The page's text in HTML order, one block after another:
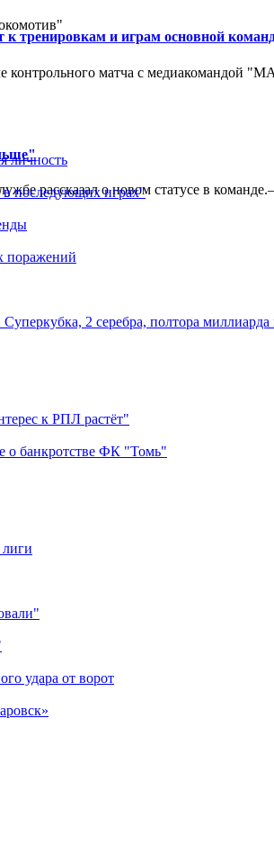
тренировкам и играм основной
контрольного матча с
рассказал о новом статусе в
личность
последующих играх"
поражений
2 серебра, полтора миллиарда
к РПЛ растёт"
о банкротстве ФК "Томь"
удара от ворот